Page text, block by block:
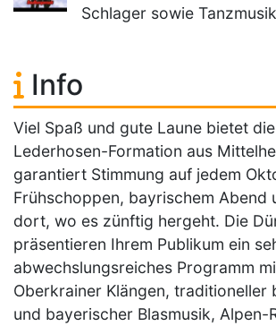
Schlager sowie
Info
Viel Spaß und gute Laune bietet
Lederhosen-Formation aus
garantiert Stimmung auf jedem
Frühschoppen, bayrischem Abend
dort, wo es zünftig hergeht. Die
präsentieren Ihrem Publikum ein
abwechslungsreiches Programm
Oberkrainer Klängen, traditioneller
und bayerischer Blasmusik, Alpen-